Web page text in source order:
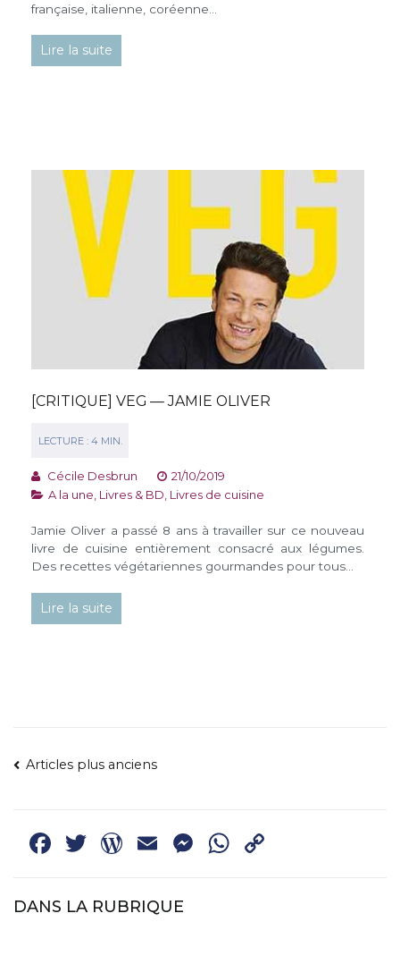
française, italienne, coréenne…
Lire la suite
[CRITIQUE] VEG — JAMIE OLIVER
Cécile Desbrun
21/10/2019
A la une Livres & BD Livres de cuisine
Jamie Oliver a passé 8 ans à travailler sur ce nouveau
livre de cuisine entièrement consacré aux légumes.
Des recettes végétariennes gourmandes pour tous…
Lire la suite
NAVIGATION
Articles plus anciens
Facebook
Twitter
WordPress
EmailMessenger
WhatsApp
DANS LA RUBRIQUE